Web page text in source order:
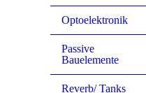
Optoelektronik
Passive
Bauelemente
Reverb/ Tanks